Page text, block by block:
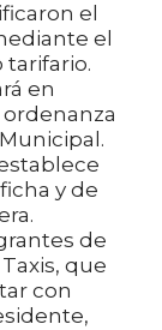
el
el
tarifario.
en
y de
de
que
con